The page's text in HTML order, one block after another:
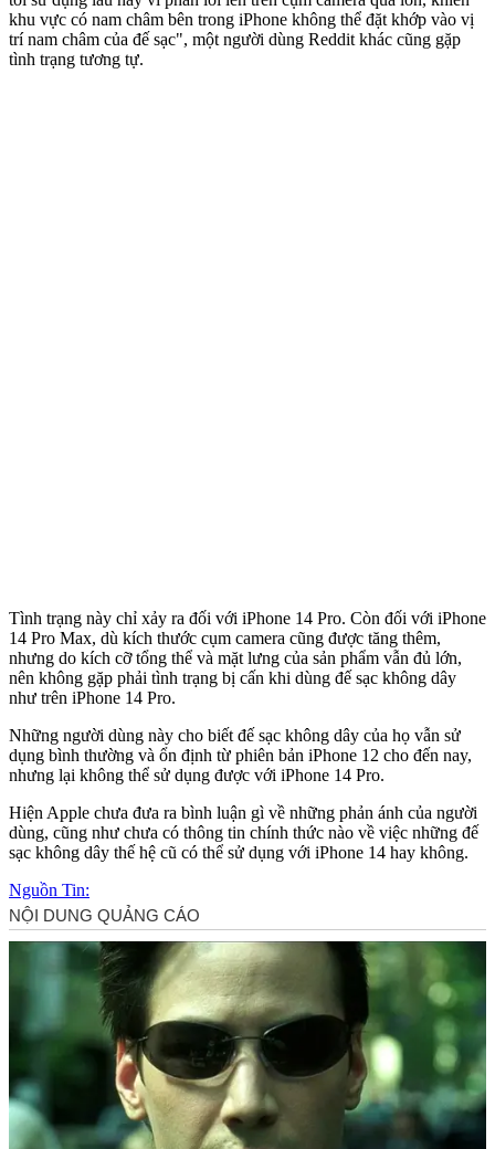
khu vực có nam châm bên trong iPhone không thể đặt khớp vào vị
trí nam châm của đế sạc", một người dùng Reddit khác cũng gặp
tình trạng tương tự.
Tình trạng này chỉ xảy ra đối với iPhone 14 Pro. Còn đối với iPhone
14 Pro Max, dù kích thước cụm camera cũng được tăng thêm,
nhưng do kích cỡ tổng thể và mặt lưng của sản phẩm vẫn đủ lớn,
nên không gặp phải tình trạng bị cấn khi dùng đế sạc không dây
như trên iPhone 14 Pro.
Những người dùng này cho biết đế sạc không dây của họ vẫn sử
dụng bình thường và ổn định từ phiên bản iPhone 12 cho đến nay,
nhưng lại không thể sử dụng được với iPhone 14 Pro.
Hiện Apple chưa đưa ra bình luận gì về những phản ánh của người
dùng, cũng như chưa có thông tin chính thức nào về việc những đế
sạc không dây thế hệ cũ có thể sử dụng với iPhone 14 hay không.
Nguồn Tin: